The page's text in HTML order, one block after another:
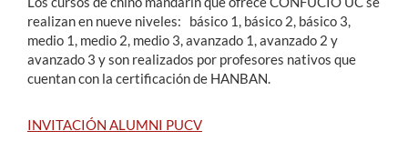
Estudiantes
Académicos
Alumni
realizan en nueve niveles: básico 1, básico 2, básico 3,
medio 1, medio 2, medio 3, avanzado 1, avanzado 2 y
avanzado 3 y son realizados por profesores nativos que
cuentan con la certificación de HANBAN.
INVITACIÓN ALUMNI PUCV